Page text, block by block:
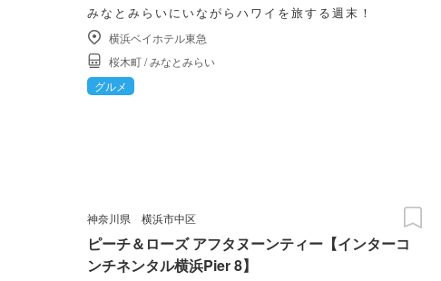
みなとみらいにいながらハワイを旅する週末！
横浜ベイホテル東急
桜木町/みなとみらい
グルメ
神奈川県 横浜市中区
ピーチ＆ローズ アフタヌーンティー【インターコ
ンチネンタル横浜Pier 8】